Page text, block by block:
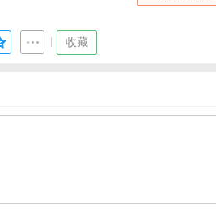
收藏